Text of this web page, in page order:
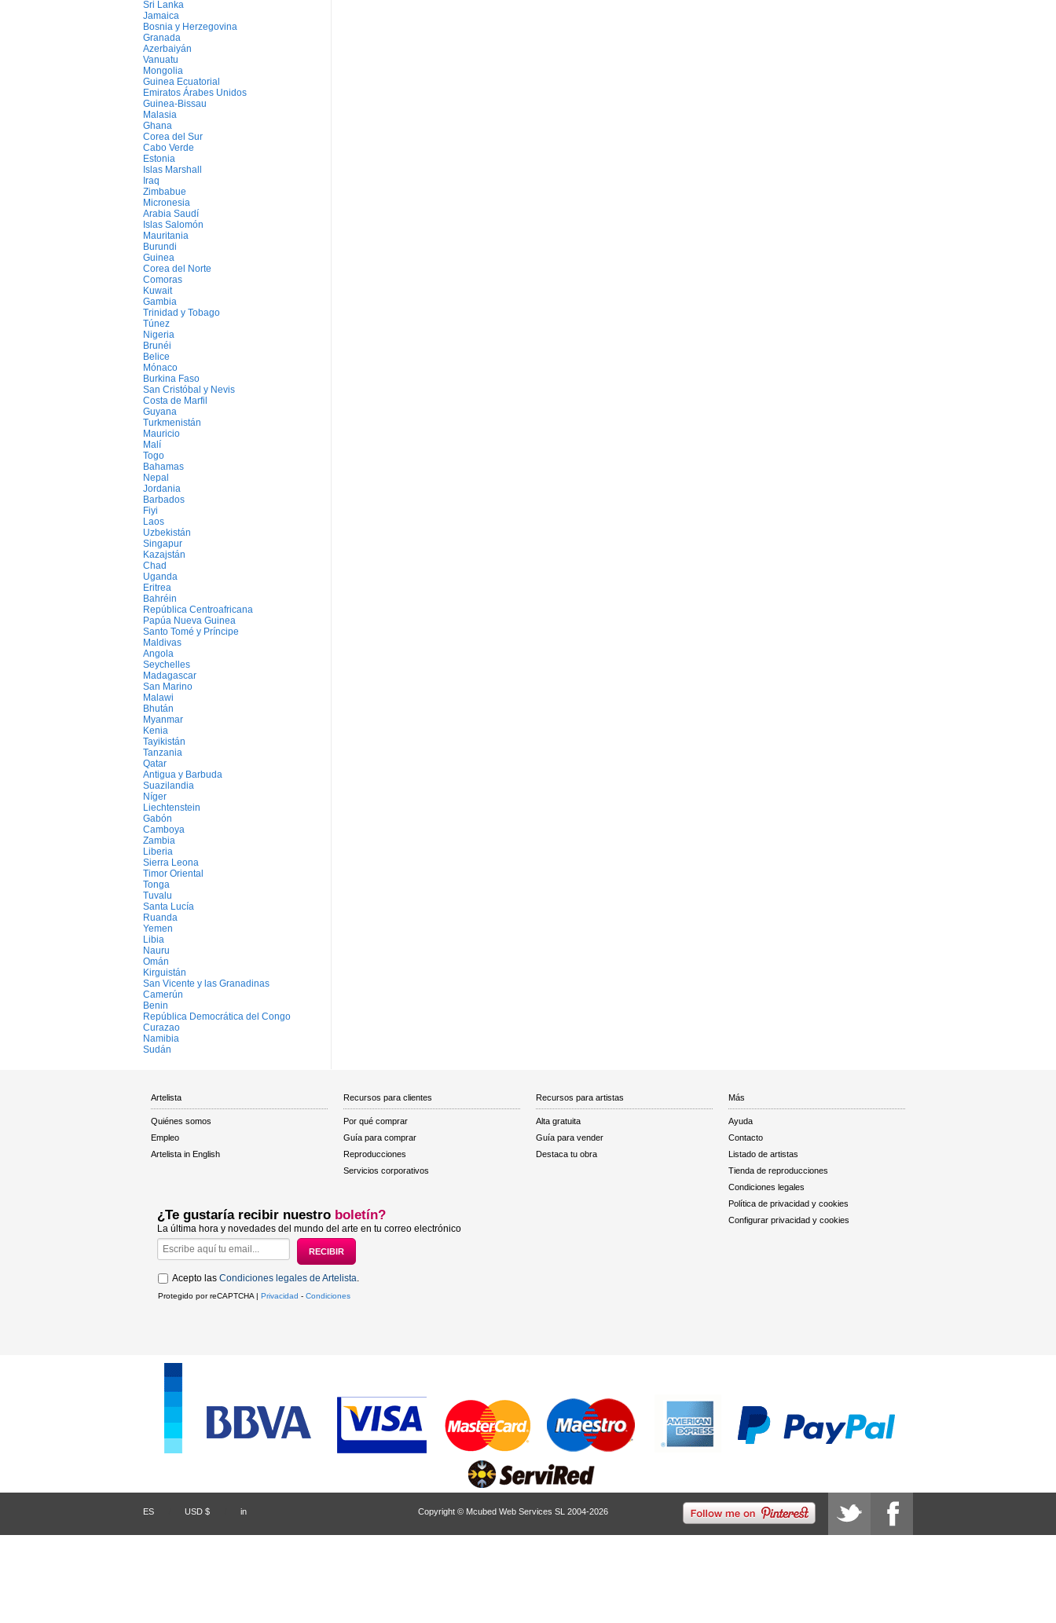
Sri Lanka
Jamaica
Bosnia y Herzegovina
Granada
Azerbaiyán
Vanuatu
Mongolia
Guinea Ecuatorial
Emiratos Árabes Unidos
Guinea-Bissau
Malasia
Ghana
Corea del Sur
Cabo Verde
Estonia
Islas Marshall
Iraq
Zimbabue
Micronesia
Arabia Saudí
Islas Salomón
Mauritania
Burundi
Guinea
Corea del Norte
Comoras
Kuwait
Gambia
Trinidad y Tobago
Túnez
Nigeria
Brunéi
Belice
Mónaco
Burkina Faso
San Cristóbal y Nevis
Costa de Marfil
Guyana
Turkmenistán
Mauricio
Malí
Togo
Bahamas
Nepal
Jordania
Barbados
Fiyi
Laos
Uzbekistán
Singapur
Kazajstán
Chad
Uganda
Eritrea
Bahréin
República Centroafricana
Papúa Nueva Guinea
Santo Tomé y Príncipe
Maldivas
Angola
Seychelles
Madagascar
San Marino
Malawi
Bhután
Myanmar
Kenia
Tayikistán
Tanzania
Qatar
Antigua y Barbuda
Suazilandia
Níger
Liechtenstein
Gabón
Camboya
Zambia
Liberia
Sierra Leona
Timor Oriental
Tonga
Tuvalu
Santa Lucía
Ruanda
Yemen
Libia
Nauru
Omán
Kirguistán
San Vicente y las Granadinas
Camerún
Benin
República Democrática del Congo
Curazao
Namibia
Sudán
Artelista
Quiénes somos
Empleo
Artelista in English
Recursos para clientes
Por qué comprar
Guía para comprar
Reproducciones
Servicios corporativos
Recursos para artistas
Alta gratuita
Guía para vender
Destaca tu obra
Más
Ayuda
Contacto
Listado de artistas
Tienda de reproducciones
Condiciones legales
Política de privacidad y cookies
Configurar privacidad y cookies
¿Te gustaría recibir nuestro boletín?
La última hora y novedades del mundo del arte en tu correo electrónico
Acepto las Condiciones legales de Artelista.
Protegido por reCAPTCHA | Privacidad - Condiciones
ES USD $ in Copyright © Mcubed Web Services SL 2004-2026